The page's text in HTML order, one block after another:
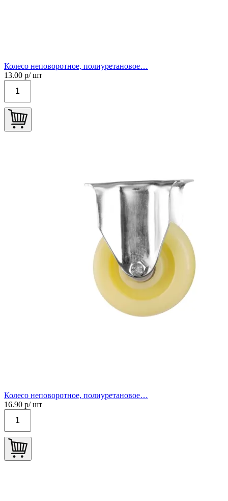
Колесо неповоротное, полиуретановое…
13.00 р/ шт
Колесо неповоротное, полиуретановое…
16.90 р/ шт